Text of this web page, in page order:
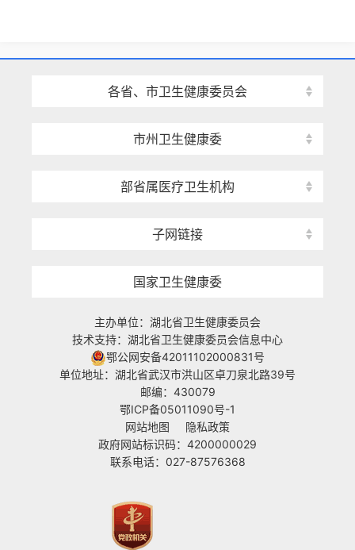
各省、市卫生健康委员会
市州卫生健康委
部省属医疗卫生机构
子网链接
国家卫生健康委
主办单位：湖北省卫生健康委员会
技术支持：湖北省卫生健康委员会信息中心
鄂公网安备42011102000831号
单位地址：湖北省武汉市洪山区卓刀泉北路39号
邮编：430079
鄂ICP备05011090号-1
网站地图
隐私政策
政府网站标识码：4200000029
联系电话：027-87576368